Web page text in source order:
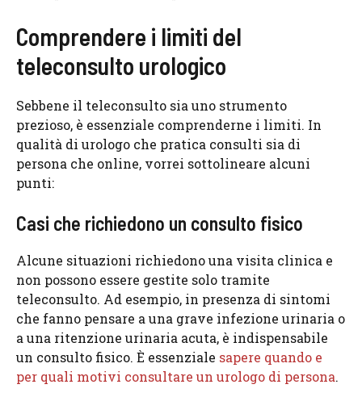
Comprendere i limiti del
teleconsulto urologico
Sebbene il teleconsulto sia uno strumento
prezioso, è essenziale comprenderne i limiti. In
qualità di urologo che pratica consulti sia di
persona che online, vorrei sottolineare alcuni
punti:
Casi che richiedono un consulto fisico
Alcune situazioni richiedono una visita clinica e
non possono essere gestite solo tramite
teleconsulto. Ad esempio, in presenza di sintomi
che fanno pensare a una grave infezione urinaria o
a una ritenzione urinaria acuta, è indispensabile
un consulto fisico. È essenziale sapere quando e
per quali motivi consultare un urologo di persona.